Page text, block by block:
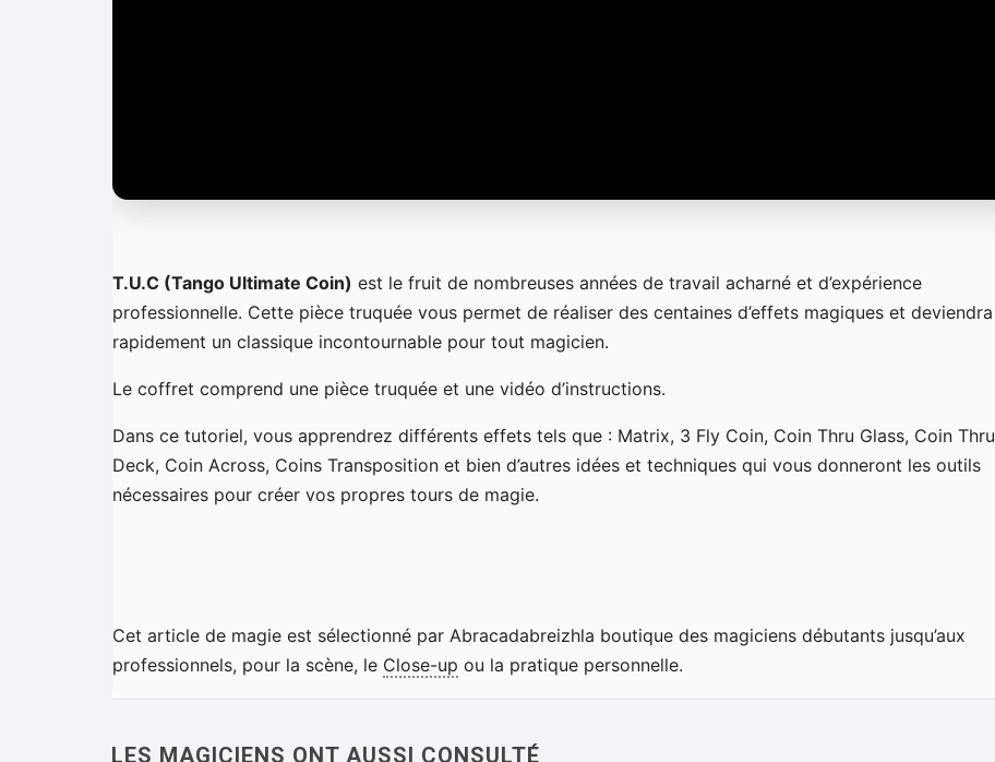
T.U.C (Tango Ultimate Coin) est le fruit de nombreuses années de travail acharné et d’expérience
professionnelle. Cette pièce truquée vous permet de réaliser des centaines d’effets magiques et deviendra
rapidement un classique incontournable pour tout magicien.
Le coffret comprend une pièce truquée et une vidéo d’instructions.
Dans ce tutoriel, vous apprendrez différents effets tels que : Matrix, 3 Fly Coin, Coin Thru Glass, Coin Thru
Deck, Coin Across, Coins Transposition et bien d’autres idées et techniques qui vous donneront les outils
nécessaires pour créer vos propres tours de magie.
Cet article de magie est sélectionné par Abracadabreizhla boutique des magiciens débutants jusqu’aux
professionnels, pour la scène, le Close-up ou la pratique personnelle.